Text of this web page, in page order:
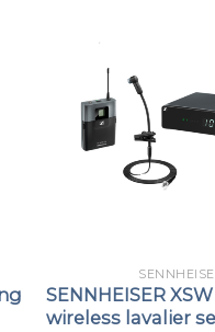
SENNHEISER
wireless lavalier